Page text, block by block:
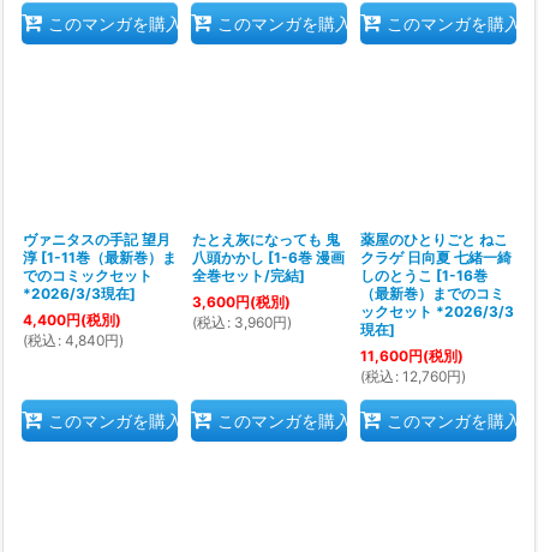
このマンガを購入 このマンガを購入 このマンガを購入
ヴァニタスの手記 望月
淳 [1-11巻（最新巻）ま
でのコミックセット
*2026/3/3現在]
4,400円(税別)
(税込 : 4,840円)
このマンガを購入
たとえ灰になっても 鬼
八頭かかし [1-6巻 漫画
全巻セット/完結]
3,600円(税別)
(税込 : 3,960円)
このマンガを購入
薬屋のひとりごと ねこ
クラゲ 日向夏 七緒一綺
しのとうこ [1-16巻
（最新巻）までのコミ
ックセット *2026/3/3
現在]
11,600円(税別)
(税込 : 12,760円)
このマンガを購入